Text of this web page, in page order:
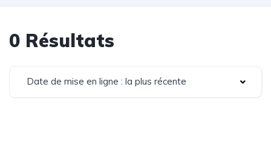
0 Résultats
Date de mise en ligne : la plus récente